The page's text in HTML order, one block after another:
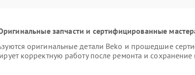
запчасти и сертифицированные
оригинальные детали Beko и прошедшие
корректную работу после ремонта и сохранение